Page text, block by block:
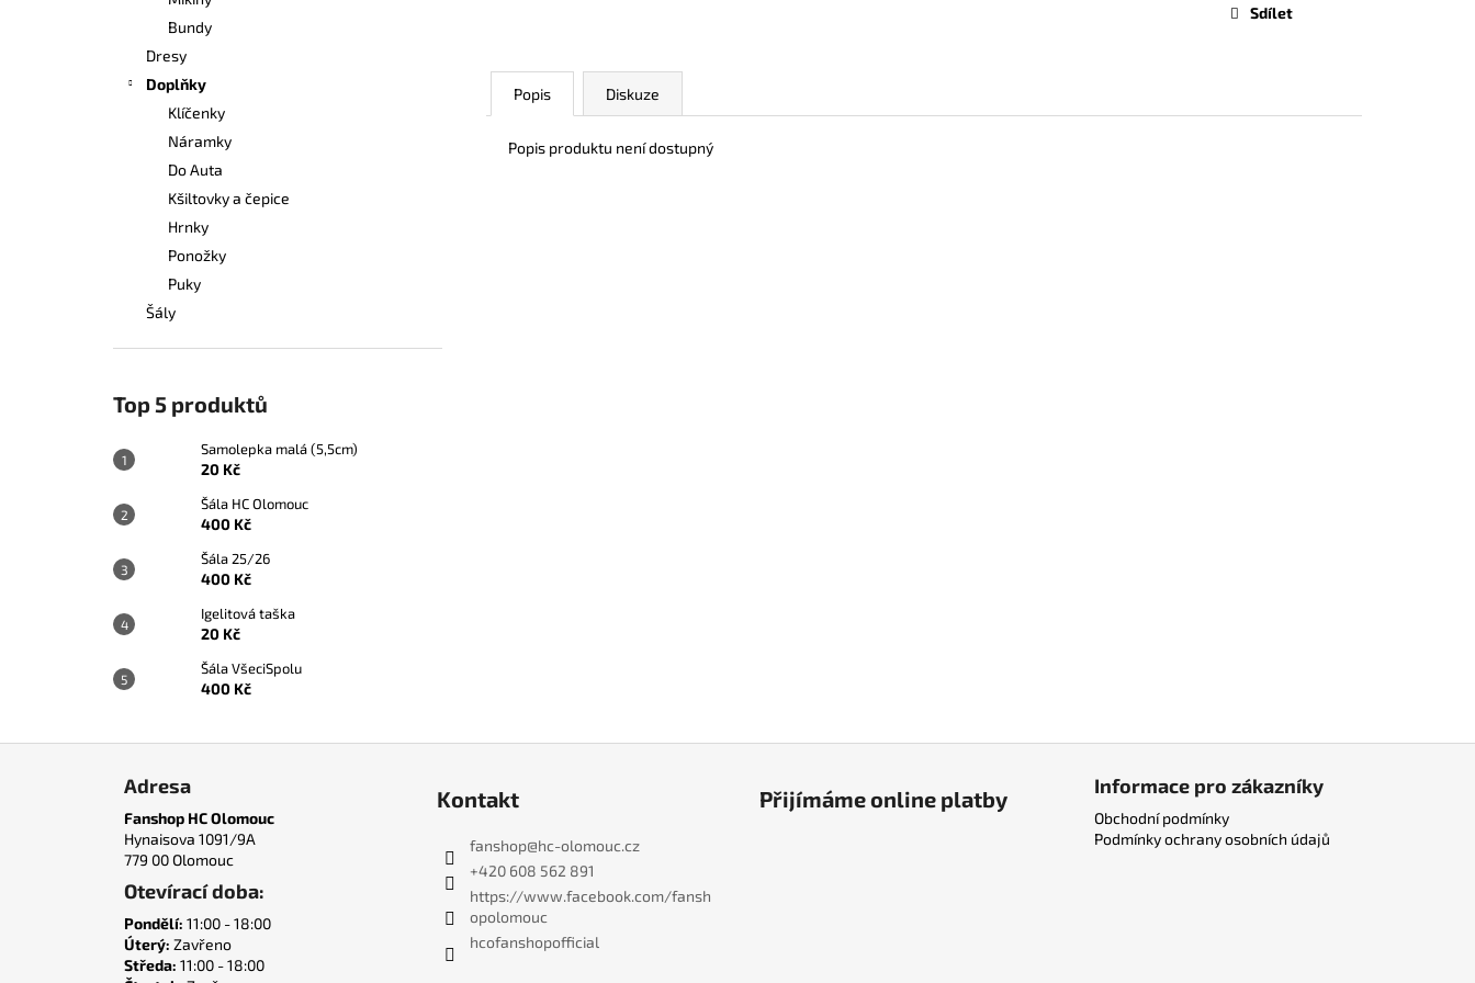
Bundy
Dresy
Doplňky
Klíčenky
Náramky
Do Auta
Kšiltovky a čepice
Hrnky
Ponožky
Puky
Šály
Top 5 produktů
Samolepka malá (5,5cm)
20 Kč
Šála HC Olomouc
400 Kč
Šála 25/26
400 Kč
Igelitová taška
20 Kč
Šála VšeciSpolu
400 Kč
Sdílet
Popis Diskuze
Popis produktu není dostupný
Adresa
Fanshop HC Olomouc
Hynaisova 1091/9A
779 00 Olomouc
Otevírací doba:
Pondělí: 11:00 - 18:00
Úterý: Zavřeno
Středa: 11:00 - 18:00
Kontakt
fanshop@hc-olomouc.cz
+420 608 562 891
https://www.facebook.com/fansh
opolomouc
hcofanshopofficial
Přijímáme online platby Informace pro zákazníky
Obchodní podmínky
Podmínky ochrany osobních údajů